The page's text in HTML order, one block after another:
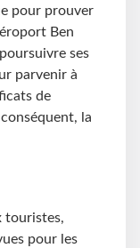
pour prouver
Ben
ses
parvenir à
de
la
touristes,
pour les